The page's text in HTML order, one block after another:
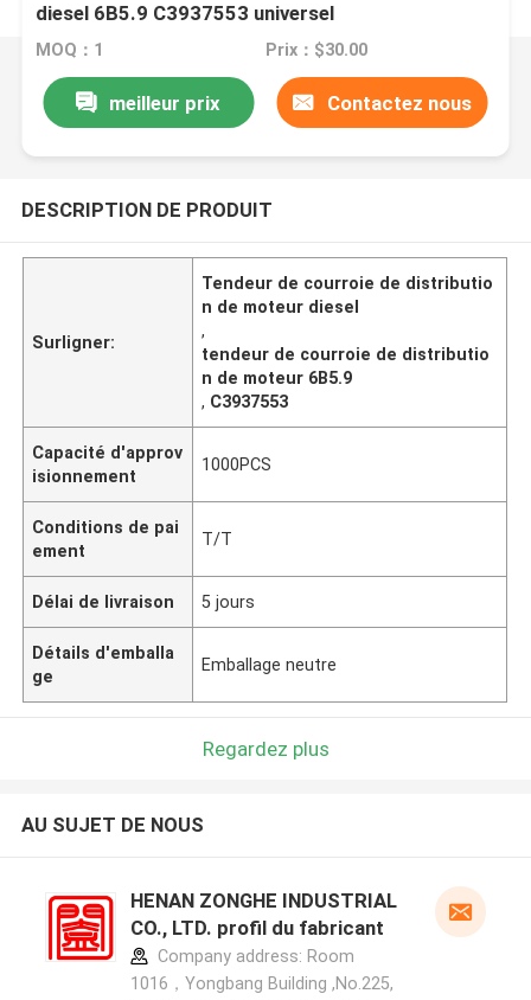
diesel 6B5.9 C3937553 universel
MOQ：1 Prix：$30.00
meilleur prix Contactez nous
DESCRIPTION DE PRODUIT
Surligner:
Tendeur de courroie de distributio
n de moteur diesel
,
tendeur de courroie de distributio
n de moteur 6B5.9
, C3937553
Capacité d'approv
isionnement
1000PCS
Conditions de pai
ement
T/T
Délai de livraison 5 jours
Détails d'emballa
ge
Emballage neutre
Regardez plus
AU SUJET DE NOUS
HENAN ZONGHE INDUSTRIAL
CO., LTD. profil du fabricant
Company address: Room
1016，Yongbang Building ,No.225,